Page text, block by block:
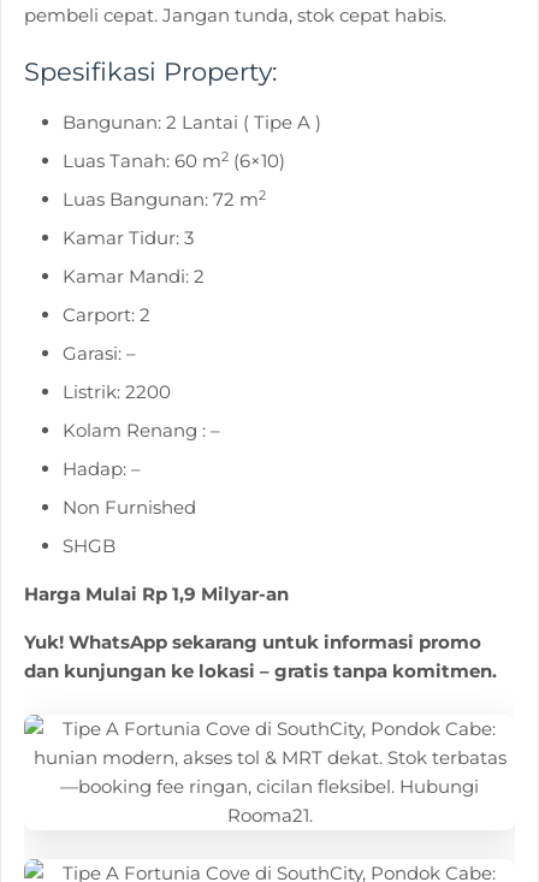
pembeli cepat. Jangan tunda, stok cepat habis.
Spesifikasi Property:
Bangunan: 2 Lantai ( Tipe A )
Luas Tanah: 60 m2 (6×10)
Luas Bangunan: 72 m2
Kamar Tidur: 3
Kamar Mandi: 2
Carport: 2
Garasi: –
Listrik: 2200
Kolam Renang : –
Hadap: –
Non Furnished
SHGB
Harga Mulai Rp 1,9 Milyar-an
Yuk! WhatsApp sekarang untuk informasi promo
dan kunjungan ke lokasi – gratis tanpa komitmen.